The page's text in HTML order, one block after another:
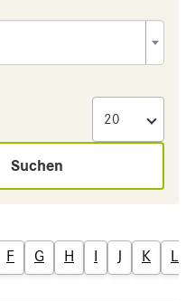
Suchen
F G H I J K L